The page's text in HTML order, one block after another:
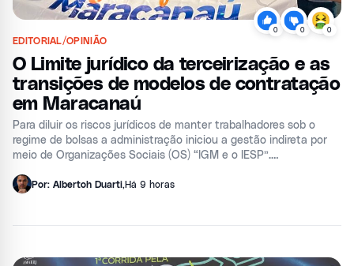
0 0 0
EDITORIAL/OPINIÃO
O Limite jurídico da terceirização e as
transições de modelos de contratação
em Maracanaú
Para diluir os riscos jurídicos de manter trabalhadores sob o
regime de bolsas a administração iniciou a gestão indireta por
meio de Organizações Sociais (OS) “IGM e o IESP”.
(MPCE) encaram essa transferência massiva de pessoal como
Por: Albertoh Duarti Há 9 horas